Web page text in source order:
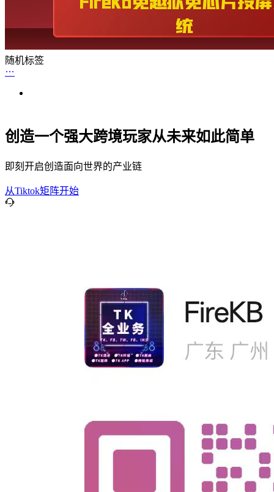
随机标签
创造一个强大跨境玩家从未来如此简单
即刻开启创造面向世界的产业链
从Tiktok矩阵开始